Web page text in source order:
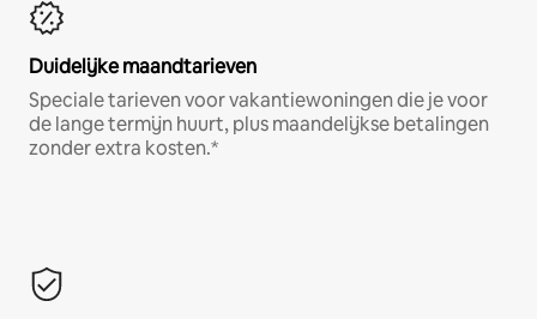
Duidelijke maandtarieven
Speciale tarieven voor vakantiewoningen die je voor
de lange termijn huurt, plus maandelijkse betalingen
zonder extra kosten.*